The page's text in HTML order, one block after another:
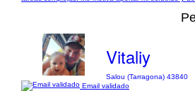
Vitaliy
Salou (Tarragona) 43840
Email validado